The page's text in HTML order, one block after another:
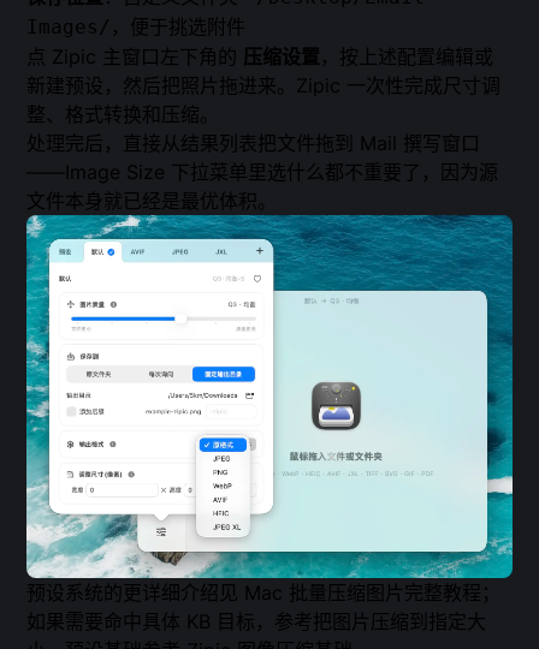
Images/ ，便于挑选附件
点 Zipic 主窗口左下角的 压缩设置 ，按上述配置编辑或
新建预设，然后把照片拖进来。Zipic 一次性完成尺寸调
整、格式转换和压缩。
处理完后，直接从结果列表把文件拖到 Mail 撰写窗口
——Image Size 下拉菜单里选什么都不重要了，因为源
文件本身就已经是最优体积。
预设系统的更详细介绍见 Mac 批量压缩图片完整教程 ；
如果需要命中具体 KB 目标，参考把图片压缩到指定大